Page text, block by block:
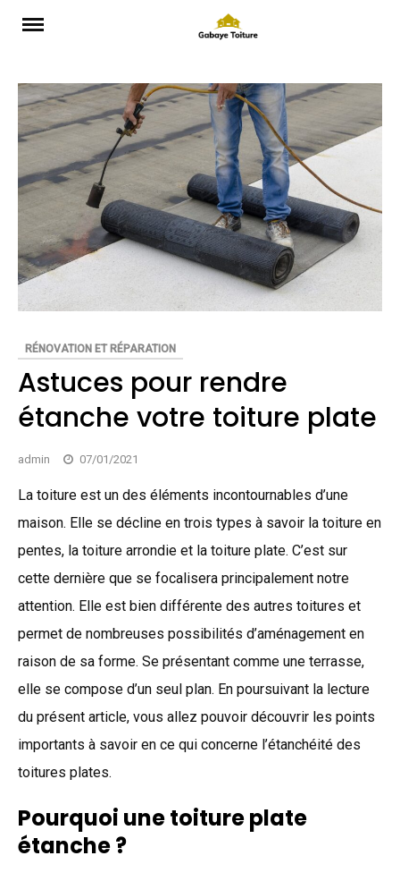
RÉNOVATION ET RÉPARATION
Astuces pour rendre
étanche votre toiture plate
admin 07/01/2021
La toiture est un des éléments incontournables d’une
maison. Elle se décline en trois types à savoir la toiture en
pentes, la toiture arrondie et la toiture plate. C’est sur
cette dernière que se focalisera principalement notre
attention. Elle est bien différente des autres toitures et
permet de nombreuses possibilités d’aménagement en
raison de sa forme. Se présentant comme une terrasse,
elle se compose d’un seul plan. En poursuivant la lecture
du présent article, vous allez pouvoir découvrir les points
importants à savoir en ce qui concerne l’étanchéité des
toitures plates.
Pourquoi une toiture plate
étanche ?